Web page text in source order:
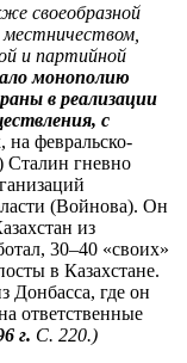
своеобразной
и партийной
монополию
в реализации
с
на февральско-
Сталин гневно
(Войнова). Он
из
30–40 «своих»
в Казахстане.
Донбасса, где он
ответственные
г. С. 220.)